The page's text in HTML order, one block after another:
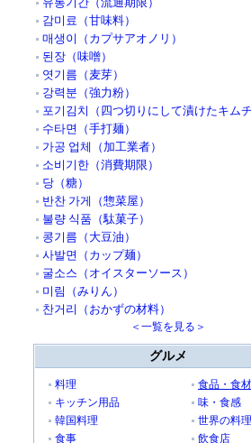
감미료（甘味料）
매생이（カプサアオノリ）
된장（味噌）
엿기름（麦芽）
강력분（強力粉）
포기김치（四つ切りにして漬けたキム
수타면（手打麺）
가공 업체（加工業者）
소비기한（消費期限）
당（糖）
반찬 가게（惣菜屋）
불량 식품（駄菓子）
콩기름（大豆油）
사발면（カップ麺）
굴소스（オイスターソース）
미림（みりん）
찬거리（おかずの材料）
＜一覧を見る＞
グルメ
料理
食品・食材
キッチン用品
味・食感
韓国料理
世界の料理
食事
飲食店